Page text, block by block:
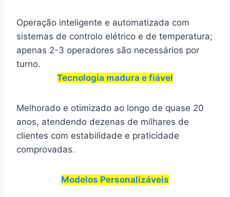
Operação inteligente e automatizada com
sistemas de controlo elétrico e de temperatura;
apenas 2-3 operadores são necessários por
turno.
Tecnologia madura e fiável
Melhorado e otimizado ao longo de quase 20
anos, atendendo dezenas de milhares de
clientes com estabilidade e praticidade
comprovadas.
Modelos Personalizáveis